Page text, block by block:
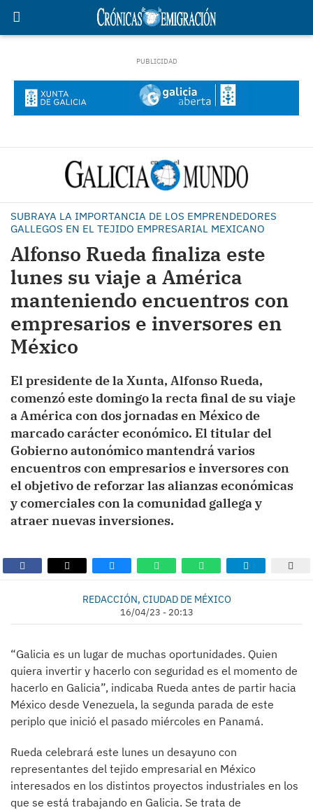
SUBRAYA LA IMPORTANCIA DE LOS EMPRENDEDORES
GALLEGOS EN EL TEJIDO EMPRESARIAL MEXICANO
Alfonso Rueda finaliza este
lunes su viaje a América
manteniendo encuentros con
empresarios e inversores en
México
El presidente de la Xunta, Alfonso Rueda,
comenzó este domingo la recta final de su viaje
a América con dos jornadas en México de
marcado carácter económico. El titular del
Gobierno autonómico mantendrá varios
encuentros con empresarios e inversores con
el objetivo de reforzar las alianzas económicas
y comerciales con la comunidad gallega y
atraer nuevas inversiones.
REDACCIÓN, CIUDAD DE MÉXICO
16/04/23 - 20:13
“Galicia es un lugar de muchas oportunidades. Quien
quiera invertir y hacerlo con seguridad es el momento de
hacerlo en Galicia”, indicaba Rueda antes de partir hacia
México desde Venezuela, la segunda parada de este
periplo que inició el pasado miércoles en Panamá.
Rueda celebrará este lunes un desayuno con
representantes del tejido empresarial en México
interesados en los distintos proyectos industriales en los
que se está trabajando en Galicia. Se trata de